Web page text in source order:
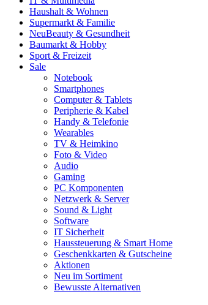
Haushalt & Wohnen
Supermarkt & Familie
NeuBeauty & Gesundheit
Baumarkt & Hobby
Sport & Freizeit
Sale
Notebook
Smartphones
Computer & Tablets
Peripherie & Kabel
Handy & Telefonie
Wearables
TV & Heimkino
Foto & Video
Audio
Gaming
PC Komponenten
Netzwerk & Server
Sound & Light
Software
IT Sicherheit
Haussteuerung & Smart Home
Geschenkkarten & Gutscheine
Aktionen
Neu im Sortiment
Bewusste Alternativen